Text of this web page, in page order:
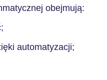
obejmują:
automatyzacji;